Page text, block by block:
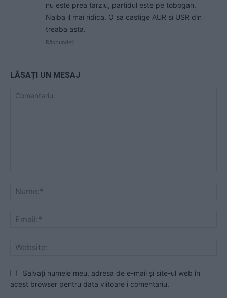
nu este prea tarziu, partidul este pe tobogan.
Naiba il mai ridica. O sa castige AUR si USR din
treaba asta.
Răspundeți
LĂSAȚI UN MESAJ
Salvați numele meu, adresa de e-mail și site-ul web în
acest browser pentru data viitoare i comentariu.